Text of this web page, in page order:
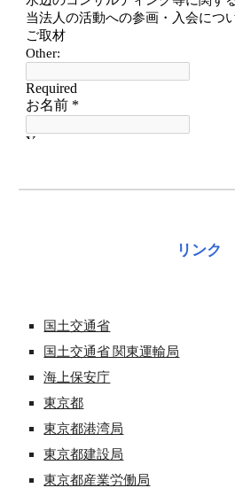
リンク
国土交通省
国土交通省 関東運輸局
海上保安庁
東京都
東京都港湾局
東京都建設局
東京都産業労働局